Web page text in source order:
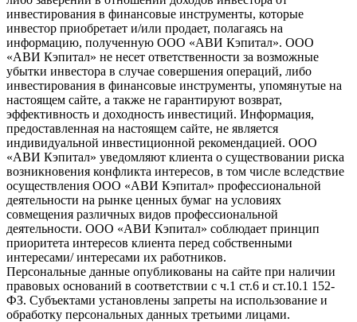
инвестирования в финансовые инструменты, которые
инвестор приобретает и/или продает, полагаясь на
информацию, полученную ООО «АВИ Кэпитал». ООО
«АВИ Кэпитал» не несет ответственности за возможные
убытки инвестора в случае совершения операций, либо
инвестирования в финансовые инструменты, упомянутые на
настоящем сайте, а также не гарантируют возврат,
эффективность и доходность инвестиций. Информация,
предоставленная на настоящем сайте, не является
индивидуальной инвестиционной рекомендацией. ООО
«АВИ Кэпитал» уведомляют клиента о существовании риска
возникновения конфликта интересов, в том числе вследствие
осуществления ООО «АВИ Кэпитал» профессиональной
деятельности на рынке ценных бумаг на условиях
совмещения различных видов профессиональной
деятельности. ООО «АВИ Кэпитал» соблюдает принцип
приоритета интересов клиента перед собственными
интересами/ интересами их работников.
Персональные данные опубликованы на сайте при наличии
правовых оснований в соответствии с ч.1 ст.6 и ст.10.1 152-
ФЗ. Субъектами установлены запреты на использование и
обработку персональных данных третьими лицами.